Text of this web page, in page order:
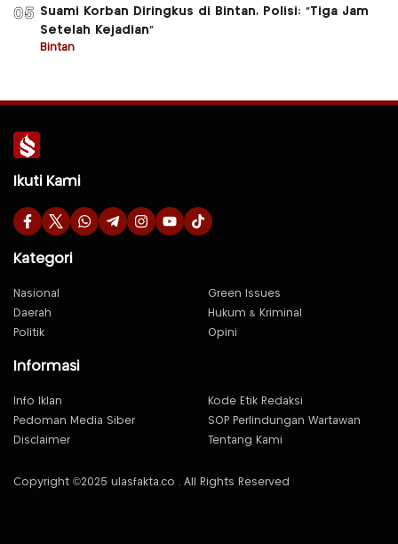
05 Suami Korban Diringkus di Bintan, Polisi: “Tiga Jam
Setelah Kejadian”
Bintan
Ikuti Kami
Kategori
Nasional
Green Issues
Daerah
Hukum & Kriminal
Politik
Opini
Informasi
Info Iklan
Kode Etik Redaksi
Pedoman Media Siber
SOP Perlindungan Wartawan
Disclaimer
Tentang Kami
Copyright ©2025 ulasfakta.co . All Rights Reserved